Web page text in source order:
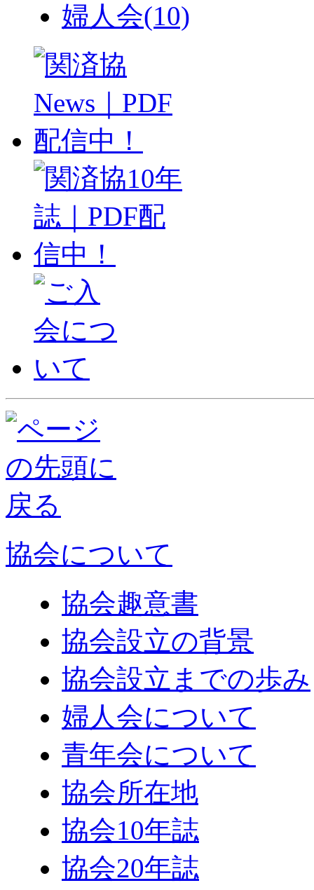
婦人会(10)
協会について
協会趣意書
協会設立の背景
協会設立までの歩み
婦人会について
青年会について
協会所在地
協会10年誌
協会20年誌